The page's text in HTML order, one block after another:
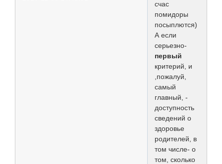
счас
помидоры
посыплются)
А если
серьезно-
первый
критерий, и
,пожалуй,
самый
главный, -
доступность
сведений о
здоровье
родителей, в
том числе- о
том, сколько